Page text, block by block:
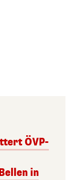
ÖVP-
in